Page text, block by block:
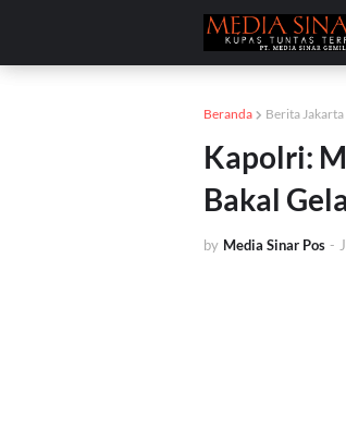
Beranda Berita Jakarta
Kapolri:
Bakal
by Media Sinar Pos -